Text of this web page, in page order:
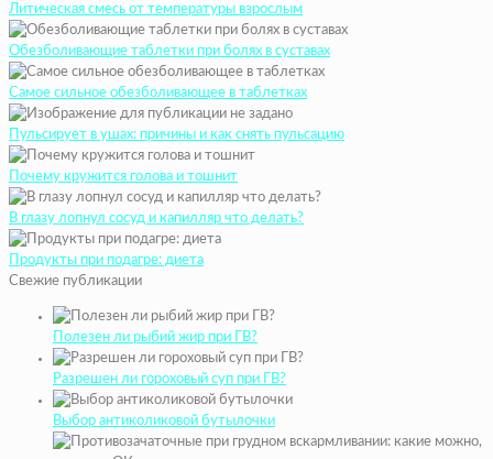
Литическая смесь от температуры взрослым
Обезболивающие таблетки при болях в суставах
Самое сильное обезболивающее в таблетках
Пульсирует в ушах: причины и как снять пульсацию
Почему кружится голова и тошнит
В глазу лопнул сосуд и капилляр что делать?
Продукты при подагре: диета
Свежие публикации
Полезен ли рыбий жир при ГВ?
Разрешен ли гороховый суп при ГВ?
Выбор антиколиковой бутылочки